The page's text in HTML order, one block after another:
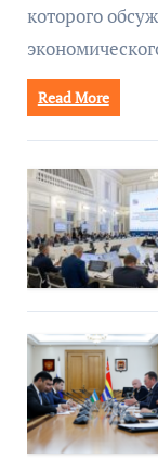
которого
Read More